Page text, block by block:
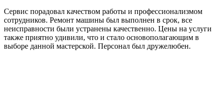
Сервис порадовал качеством работы и профессионализмом
сотрудников. Ремонт машины был выполнен в срок, все
неисправности были устранены качественно. Цены на услуги
также приятно удивили, что и стало основополагающим в
выборе данной мастерской. Персонал был дружелюбен.